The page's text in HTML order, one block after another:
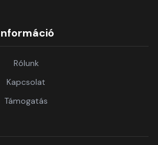
Rólunk
Kapcsolat
Támogatás